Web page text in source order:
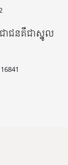
ាជនគឺជាស្នូល
16841